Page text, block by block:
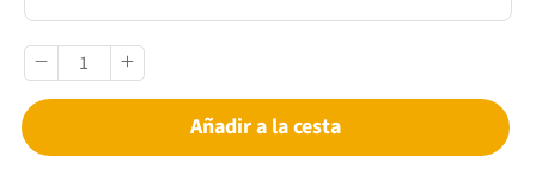
Añadir a la cesta